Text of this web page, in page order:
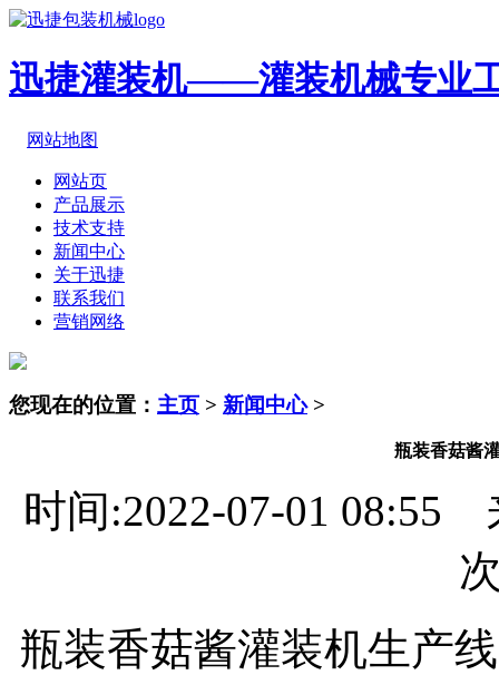
迅捷灌装机——灌装机械专业
网站地图
网站页
产品展示
技术支持
新闻中心
关于迅捷
联系我们
营销网络
您现在的位置： 主页 > 新闻中心>
瓶装香菇酱
时间:2022-07-01
瓶装香菇酱灌装机生产